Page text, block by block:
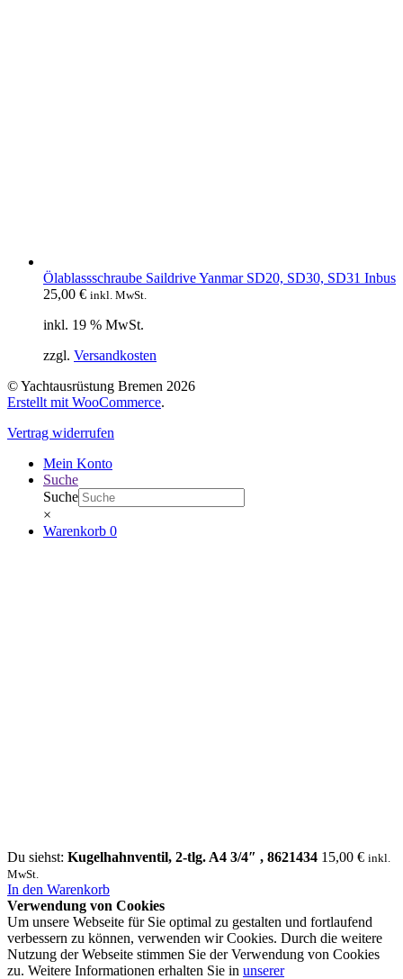
Ölablassschraube Saildrive Yanmar SD20, SD30, SD31 Inbus
25,00 € inkl. MwSt.
inkl. 19 % MwSt.
zzgl. Versandkosten
© Yachtausrüstung Bremen 2026
Erstellt mit WooCommerce.
Vertrag widerrufen
Mein Konto
Suche
Suche
×
Warenkorb 0
Du siehst: Kugelhahnventil, 2-tlg. A4 3/4″ , 8621434 15,00 € inkl.
MwSt.
In den Warenkorb
Verwendung von Cookies
Um unsere Webseite für Sie optimal zu gestalten und fortlaufend
verbessern zu können, verwenden wir Cookies. Durch die weitere
Nutzung der Webseite stimmen Sie der Verwendung von Cookies
zu. Weitere Informationen erhalten Sie in unserer